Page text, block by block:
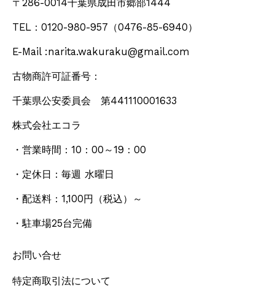
〒286-0014千葉県成田市郷部1444
TEL：0120-980-957 （0476-85-6940）
E-Mail :narita.wakuraku@gmail.com
古物商許可証番号：
千葉県公安委員会 第441110001633
株式会社エコラ
・営業時間：10：00～19：00
・定休日：毎週 水曜日
・配送料：1,100円 （税込） ～
・駐車場25台完備
お問い合せ
特定商取引法について